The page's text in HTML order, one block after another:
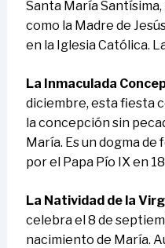
Santa María
como la Madre de
en la Iglesia Católica.
La Inmaculada
diciembre, esta fiesta
la concepción sin
María. Es un dogma
por el Papa Pío IX en
La Natividad de la
celebra el 8 de
nacimiento de María.